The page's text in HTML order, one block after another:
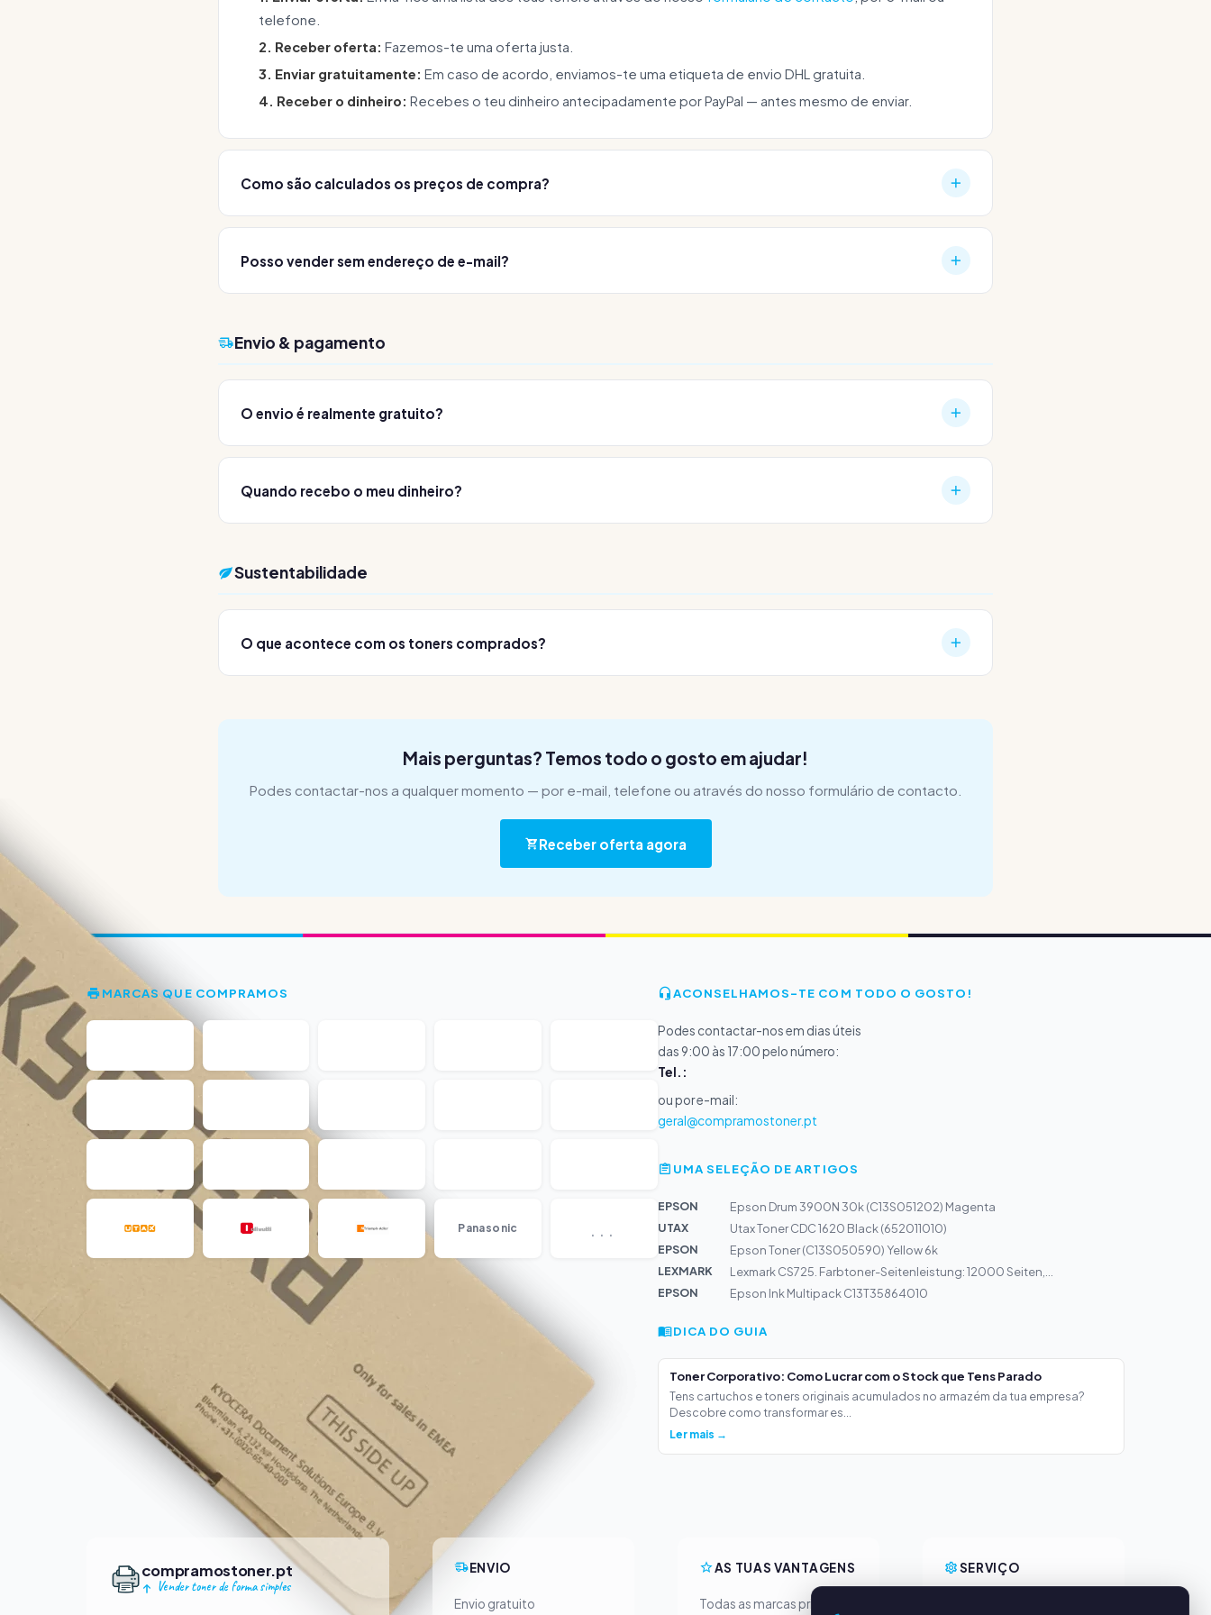
telefone.
2. Receber oferta: Fazemos-te uma oferta justa.
3. Enviar gratuitamente: Em caso de acordo, enviamos-te uma etiqueta de envio DHL gratuita.
4. Receber o dinheiro: Recebes o teu dinheiro antecipadamente por PayPal — antes mesmo de enviar.
Como são calculados os preços de compra?
Os preços dependem damarca, modelo, estado da embalagem e valor atual de mercado. Orientamo-nos pelo
Posso vender sem endereço de e-mail?
quaisquer dados pessoais.
Envio & pagamento
O envio é realmente gratuito?
Sim, o envio é completamente gratuito para ti.Enviamos-te uma etiqueta de envio DHL por e-mail, que
recolha.
Quando recebo o meu dinheiro?
Sustentabilidade
O que acontece com os toners comprados?
Mais perguntas? Temos todo o gosto em ajudar!
Podes contactar-nos a qualquer momento — por e-mail, telefone ou através do nosso formulário de contacto.
Receber oferta agora
MARCAS QUE COMPRAMOS
Panasonic ...
ACONSELHAMOS-TE COM TODO O GOSTO!
Podes contactar-nos em dias úteis
das 9:00 às 17:00 pelo número:
Tel.:
ou por e-mail:
geral@compramostoner.pt
UMA SELEÇÃO DE ARTIGOS
EPSON
Epson Drum 3900N 30k (C13S051202) Magenta
UTAX
Utax Toner CDC 1620 Black (652011010)
EPSON
Epson Toner (C13S050590) Yellow 6k
LEXMARK
Lexmark CS725. Farbtoner-Seitenleistung: 12000 Seiten,...
EPSON
Epson Ink Multipack C13T35864010
DICA DO GUIA
Toner Corporativo: Como Lucrar com o Stock que Tens Parado
Tens cartuchos e toners originais acumulados no armazém da tua empresa?
Descobre como transformar es...
Ler mais →
compramostoner.pt
Vender toner de forma simples
ENVIO
Envio gratuito
AS TUAS VANTAGENS
Todas as marcas principais
SERVIÇO